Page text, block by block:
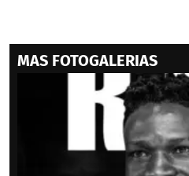
MAS FOTOGALERIAS